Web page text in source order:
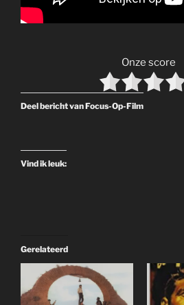
Onze score
Deel bericht van Focus-Op-Film
Vind ik leuk:
Gerelateerd